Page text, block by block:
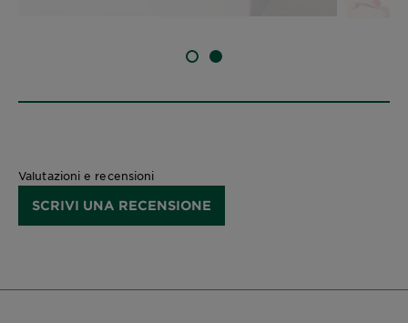
SLIDE 1SLIDE 2
Valutazioni e recensioni
SCRIVI UNA RECENSIONE